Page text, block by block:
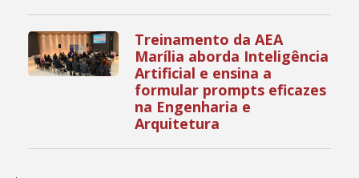
Treinamento da AEA
Marília aborda Inteligência
Artificial e ensina a
formular prompts eficazes
na Engenharia e
Arquitetura